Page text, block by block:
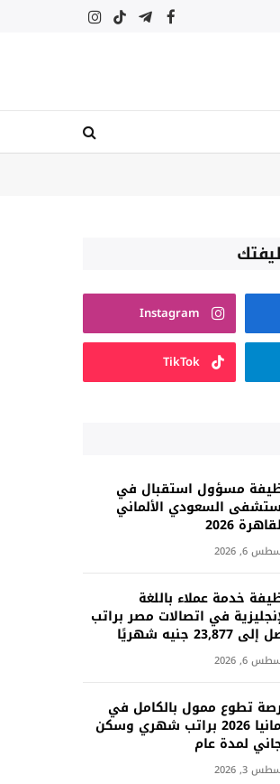
فيسبوكتيلقرامتيكتوكالانستغرام
Instagram
TikTok
مسؤول استقبال في
السعودي الألماني
2026
6, 2026
خدمة عملاء باللغة
في اتصالات مصر براتب
23,877 جنيه شهريًا
6, 2026
تطوع ممول بالكامل في
ألمانيا 2026 براتب شهري وسكن
لمدة عام
3, 2026